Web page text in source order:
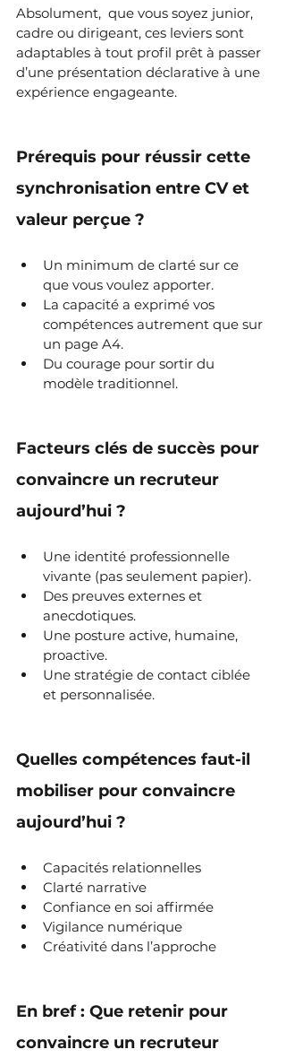
Absolument,  que vous soyez junior,
cadre ou dirigeant, ces leviers sont
adaptables à tout profil prêt à passer
d’une présentation déclarative à une
expérience engageante.
Prérequis pour réussir cette
synchronisation entre CV et
valeur perçue ?
Un minimum de clarté sur ce
que vous voulez apporter.
La capacité a exprimé vos
compétences autrement que sur
un page A4.
Du courage pour sortir du
modèle traditionnel.
Facteurs clés de succès pour
convaincre un recruteur
aujourd’hui ?
Une identité professionnelle
vivante (pas seulement papier).
Des preuves externes et
anecdotiques.
Une posture active, humaine,
proactive.
Une stratégie de contact ciblée
et personnalisée.
Quelles compétences faut-il
mobiliser pour convaincre
aujourd’hui ?
Capacités relationnelles
Clarté narrative
Confiance en soi affirmée
Vigilance numérique
Créativité dans l’approche
En bref : Que retenir pour
convaincre un recruteur